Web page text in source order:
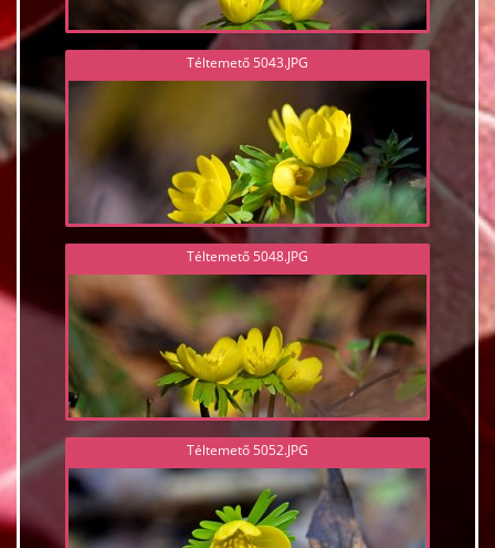
Téltemető 5043.JPG
Téltemető 5048.JPG
Téltemető 5052.JPG